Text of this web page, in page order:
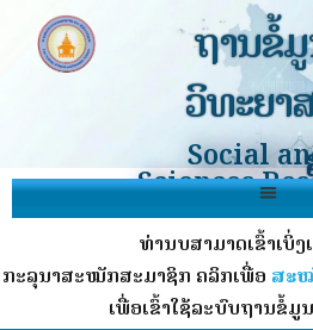
ຖານຂໍ້
ວິທະຍາ
Social
Sciences
ທ່ານບໍ່ສາມາດເຂົ້າເບິ່
ກະລຸນາສະໝັກສະມາຊິກ ຄລິກເພື່ອ ສະ
ເພື່ອເຂົ້າໃຊ້ລະບົບຖານຂໍ້ມູ